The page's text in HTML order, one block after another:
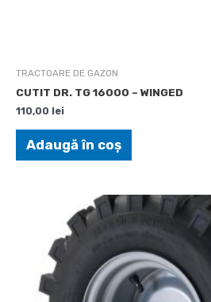
TRACTOARE DE GAZON
CUTIT DR. TG 16000 – WINGED
110,00 lei
Adaugă în coș